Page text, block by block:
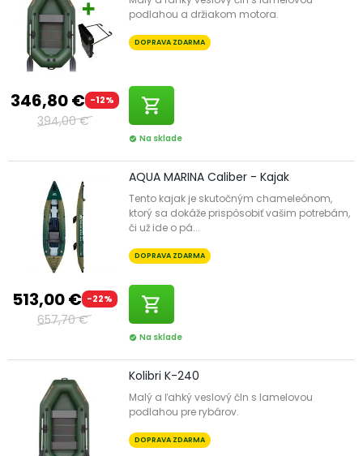
450 cm. Väčší nafukovací čln s motorom je vhodný na
väčšie vody, zatiaľ čo menšie nafukovacie člny sa obvykle
používajú s veslom.
346,80 € -12%
394,00 €
podlahou a držiakom motora.
DOPRAVA ZDARMA
shopping_cart
check_circle Na sklade
513,00 € -22%
657,70 €
AQUA MARINA Caliber - Kajak
Tento kajak je skutočným chameleónom,
ktorý sa dokáže prispôsobiť vašim potrebám,
či už ide o pá...
DOPRAVA ZDARMA
shopping_cart
check_circle Na sklade
Kolibri K-240
Malý a ľahký veslový čln s lamelovou
podlahou pre rybárov.
DOPRAVA ZDARMA